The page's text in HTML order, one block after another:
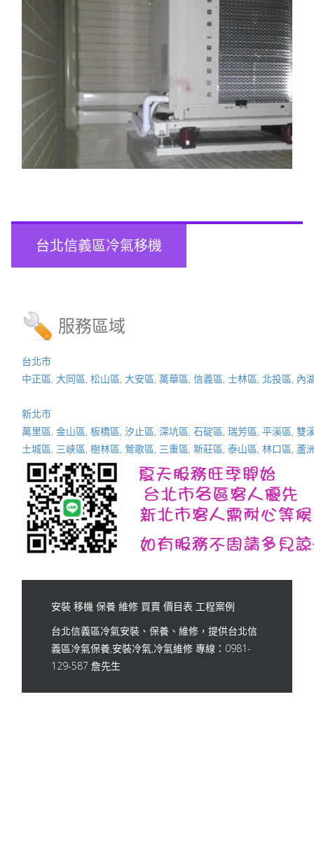
台北信義區冷氣移機
服務區域
台北市
中正區,大同區,松山區,大安區,萬華區,信義區,士林區, 北投區, 內
新北市
萬里區,金山區,板橋區,汐止區,深坑區,石碇區,瑞芳區,平溪區,雙
土城區, 三峽區,樹林區, 鶯歌區, 三重區,新莊區,泰山區,林口區, 蘆
安裝 移機 保養 維修 買賣 價目表 工程案例
台北信義區冷氣安裝、保養、維修，提供台北信
義區冷氣保養,安裝冷氣,冷氣維修 專線：0981-
129-587 詹先生